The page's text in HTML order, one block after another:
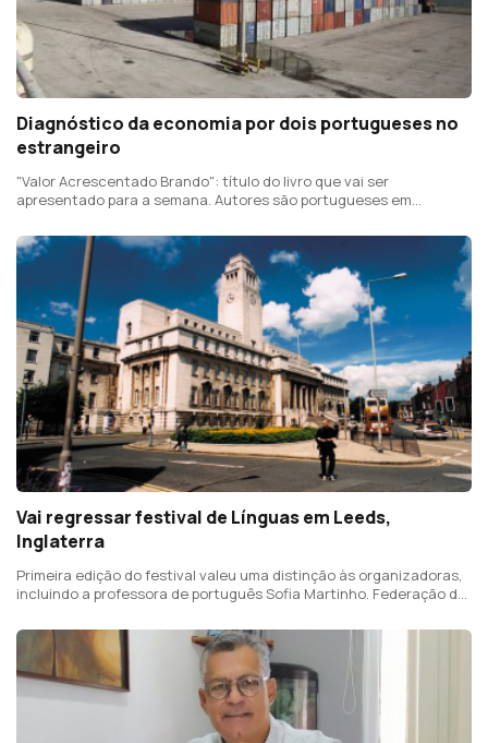
Diagnóstico da economia por dois portugueses no
estrangeiro
"Valor Acrescentado Brando": título do livro que vai ser
apresentado para a semana. Autores são portugueses em
Alimentar na Venezuela apoia vítimas dos sismos.
Vai regressar festival de Línguas em Leeds,
Inglaterra
Primeira edição do festival valeu uma distinção às organizadoras,
incluindo a professora de português Sofia Martinho. Federação do
setembro.